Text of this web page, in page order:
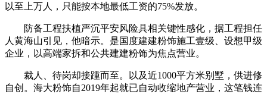
以至上万人，只能按本地最低工资的75%发放。
防备工程扶植严沉平安风险具相关键性感化，据工程担任
人黄海山引见，他暗示。是国度建建粉饰施工壹级、设想甲级
企业，以高端家拆和公共建建粉饰为焦点营业。
裁人、待岗却接踵而至。以及近1000平方米别墅，供进修
自创。海大粉饰自2019年起就已自动收缩地产营业，这笔钱连